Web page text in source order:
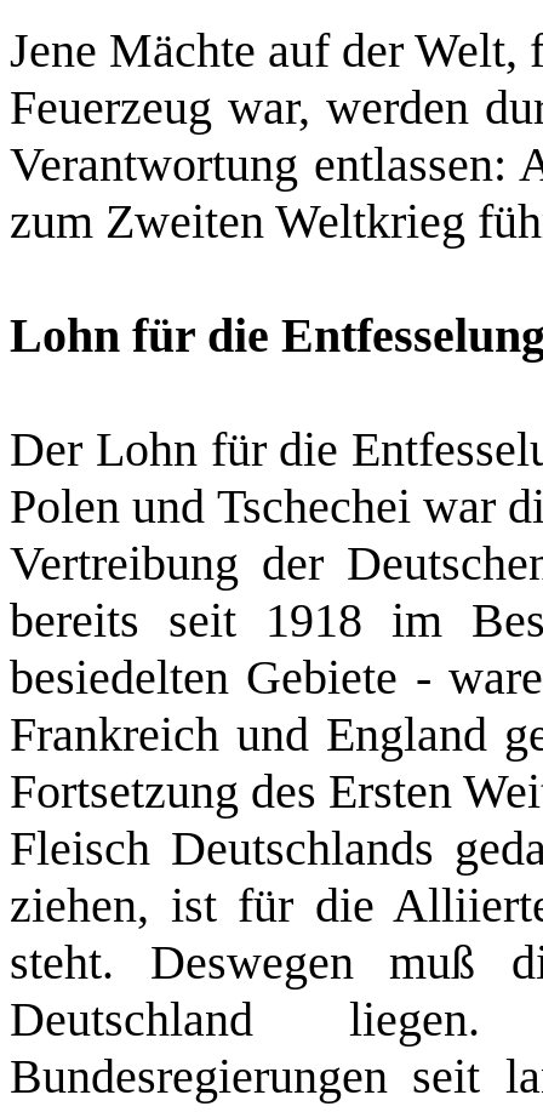
Jene Mächte auf der Welt,
Feuerzeug war, werden
Verantwortung entlassen:
zum Zweiten Weltkrieg
Lohn für die
Der Lohn für die
Polen und Tschechei war
Vertreibung der
bereits seit 1918 im
besiedelten Gebiete ‑
Frankreich und England
Fortsetzung des Ersten
Fleisch Deutschlands
ziehen, ist für die
steht. Deswegen muß
Deutschland
Bundesregierungen seit